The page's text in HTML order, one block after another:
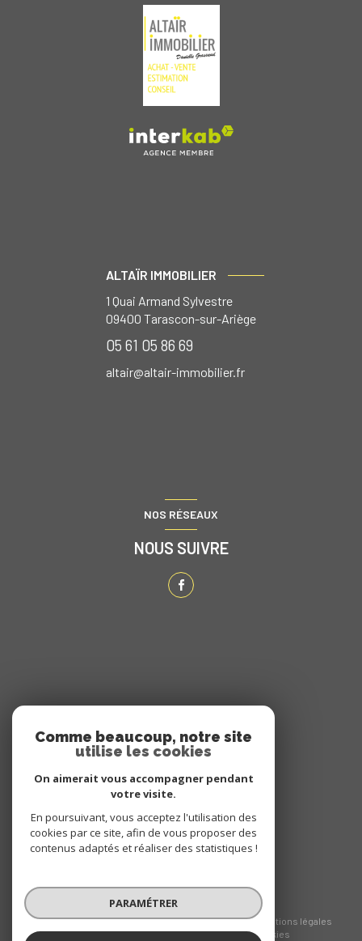
ALTAÏR IMMOBILIER
1 Quai Armand Sylvestre
09400 Tarascon-sur-Ariège
05 61 05 86 69
altair@altair-immobilier.fr
NOS RÉSEAUX
NOUS SUIVRE
NOUS ADHÉRONS
© 2026 | Tous droits réservés
Nos honoraires
Nos partenaires
Mentions légales
Admin
Politique RGPD Cookies
Comme beaucoup, notre site
utilise les cookies
On aimerait vous accompagner pendant
votre visite.
En poursuivant, vous acceptez l'utilisation des
cookies par ce site, afin de vous proposer des
contenus adaptés et réaliser des statistiques !
PARAMÉTRER